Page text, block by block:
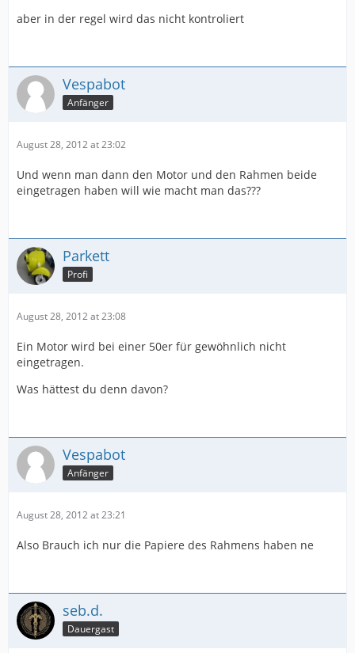
aber in der regel wird das nicht kontroliert
Vespabot
Anfänger
August 28, 2012 at 23:02
Und wenn man dann den Motor und den Rahmen beide
eingetragen haben will wie macht man das???
Parkett
Profi
August 28, 2012 at 23:08
Ein Motor wird bei einer 50er für gewöhnlich nicht
eingetragen.
Was hättest du denn davon?
Vespabot
Anfänger
August 28, 2012 at 23:21
Also Brauch ich nur die Papiere des Rahmens haben ne
seb.d.
Dauergast